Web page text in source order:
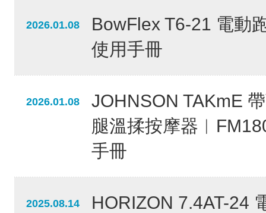
2026.01.08
BowFlex T6-21 電動
使用手冊
2026.01.08
JOHNSON TAKmE
腿溫揉按摩器
手冊
2025.08.14
HORIZON 7.4AT-24